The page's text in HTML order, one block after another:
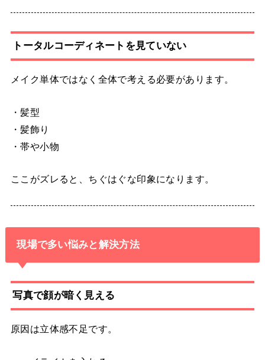
トータルコーディネートを見ていない
メイク単体ではなく全体で考える必要があります。
・髪型
・髪飾り
・帯や小物
ここがズレると、ちぐはぐな印象になります。
現場で多い悩みと解決方法
写真で顔が暗く見える
原因は立体感不足です。